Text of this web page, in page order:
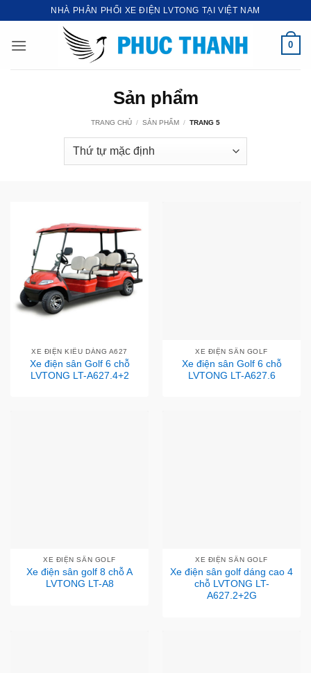
nội
NHÀ PHÂN PHỐI XE ĐIỆN LVTONG TẠI VIỆT NAM
0
Sản phẩm
TRANG CHỦ / SẢN PHẨM / TRANG 5
XE ĐIỆN KIỂU DÁNG A627
Xe điện sân Golf 6 chỗ
LVTONG LT-A627.4+2
XE ĐIỆN SÂN GOLF
Xe điện sân Golf 6 chỗ
LVTONG LT-A627.6
XE ĐIỆN SÂN GOLF
Xe điện sân golf 8 chỗ A
LVTONG LT-A8
XE ĐIỆN SÂN GOLF
Xe điện sân golf dáng cao 4
chỗ LVTONG LT-
A627.2+2G